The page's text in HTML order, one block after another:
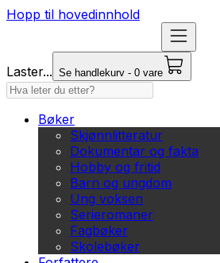
Hopp til hovedinnhold
Laster... Se handlekurv - 0 vare
Bøker
Skjønnlitteratur
Dokumentar og fakta
Hobby og fritid
Barn og ungdom
Ung voksen
Serieromaner
Fagbøker
Skolebøker